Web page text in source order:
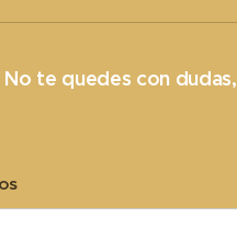
No te quedes con dudas,